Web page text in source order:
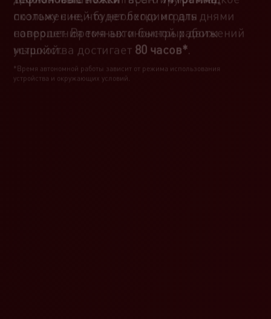
поэтому с ней будет легко играть днями
напролет. Время автономной работы
устройства достигает 80 часов*.
*Время автономной работы зависит от режима использования
устройства и окружающих условий.
скольжение, что необходимо для
совершения точных и быстрых движений
мышкой.